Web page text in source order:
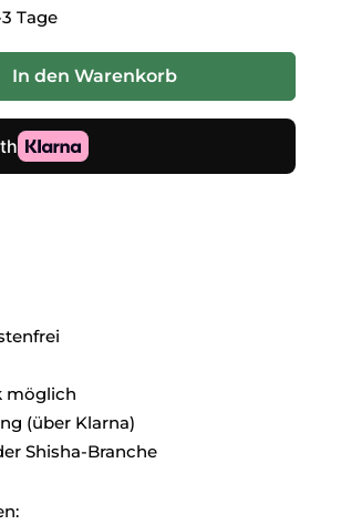
Tage
Wert ein oder benutze die
In den Warenkorb
möglich
(über Klarna)
Shisha-Branche